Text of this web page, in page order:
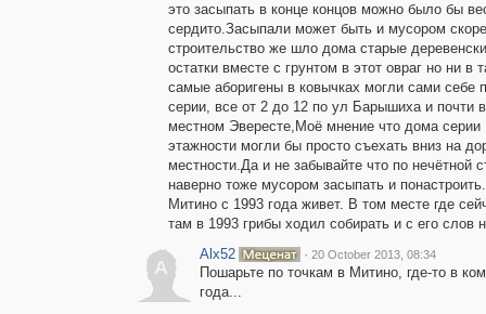
это засыпать в конце концов можно было бы
сердито.Засыпали может быть и мусором
строительство же шло дома старые
остатки вместе с грунтом в этот овраг но ни
самые аборигены в ковычках могли сами
серии, все от 2 до 12 по ул Барышиха и почти
местном Эвересте,Моё мнение что дома
этажности могли бы просто съехать вниз на
местности.Да и не забывайте что по
наверно тоже мусором засыпать и
Митино с 1993 года живет. В том месте где
там в 1993 грибы ходил собирать и с его слов
A
Alx52 · 20 October 2013, 08:34
Пошарьте по точкам в Митино, где-то в
года...